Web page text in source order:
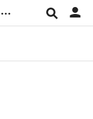
...